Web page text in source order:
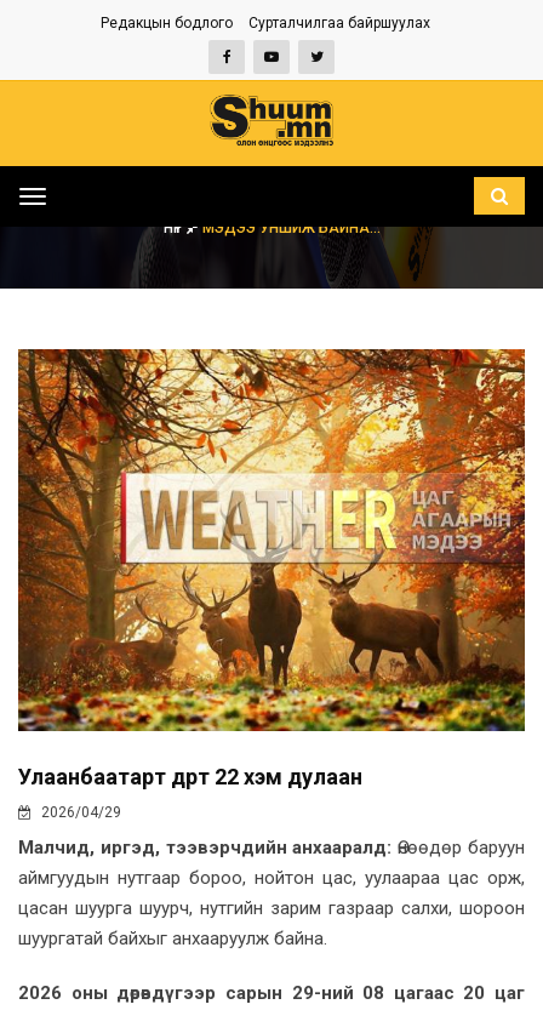
Редакцын бодлого Сурталчилгаа байршуулах
Toggle
НҮҮР МЭДЭЭ УНШИЖ БАЙНА...
Улаанбаатарт өдөртөө 22 хэм дулаан
2026/04/29
Малчид, иргэд, тээвэрчдийн анхааралд: Өнөөдөр баруун
аймгуудын нутгаар бороо, нойтон цас, уулаараа цас орж,
цасан шуурга шуурч, нутгийн зарим газраар салхи, шороон
шуургатай байхыг анхааруулж байна.
2026 оны дөрөвдүгээр сарын 29-ний 08 цагаас 20 цаг